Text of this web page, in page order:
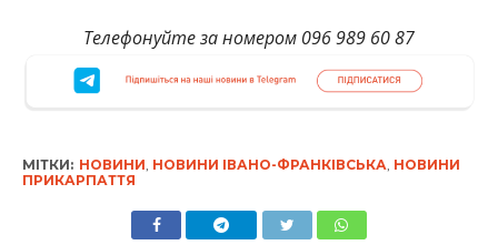
Телефонуйте за номером 096 989 60 87
МІТКИ: НОВИНИ, НОВИНИ ІВАНО-ФРАНКІВСЬКА, НОВИНИ
ПРИКАРПАТТЯ